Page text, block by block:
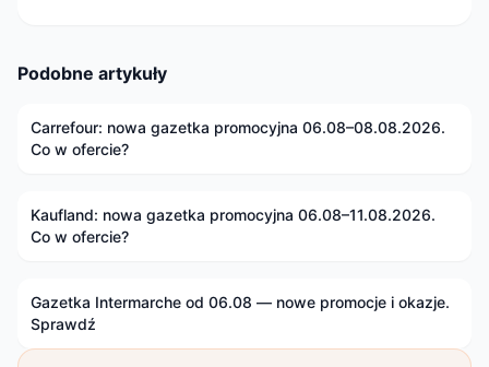
Podobne artykuły
Carrefour: nowa gazetka promocyjna 06.08–08.08.2026.
Co w ofercie?
Kaufland: nowa gazetka promocyjna 06.08–11.08.2026.
Co w ofercie?
Gazetka Intermarche od 06.08 — nowe promocje i okazje.
Sprawdź